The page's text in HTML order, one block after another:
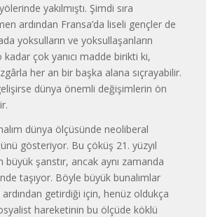
yakılmıştı. Şimdi sıra
ardından Fransa’da liseli gençler de
yoksulların ve yoksullaşanların
çok yanıcı madde birikti ki,
her an bir başka alana sıçrayabilir.
dünya önemli değişimlerin ön
dünya ölçüsünde neoliberal
gösteriyor. Bu çöküş 21. yüzyıl
şanstır, ancak aynı zamanda
taşıyor. Böyle büyük bunalımlar
getirdiği için, henüz oldukça
hareketinin bu ölçüde köklü